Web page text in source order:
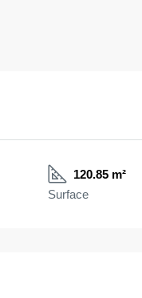
120.85 m²
Surface